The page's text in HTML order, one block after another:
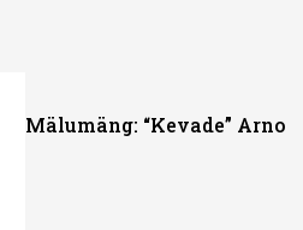
Mälumäng: “Kevade” Arno